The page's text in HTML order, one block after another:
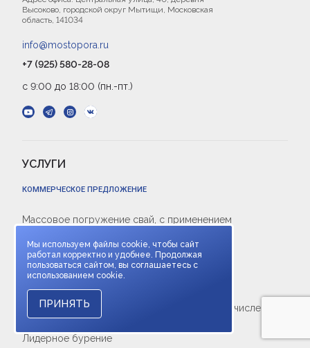
Высоково, городской округ Мытищи, Московская
область, 141034
info@mostopora.ru
+7 (925) 580-28-08
с 9:00 до 18:00 (пн.-пт.)
УСЛУГИ
КОММЕРЧЕСКОЕ ПРЕДЛОЖЕНИЕ
Массовое погружение свай, с применением
Погружение пробных свай
Перебазировка спец.техники
Забивка трубошпнута
Проведение динамических испытаний, в том числе с
применением оборудования PDA
Лидерное бурение
Мы используем файлы cookie, чтобы сайт
работал корректно и удобнее. Продолжая
пользоваться сайтом, вы соглашаетесь с
использованием cookie.
ПРИНЯТЬ